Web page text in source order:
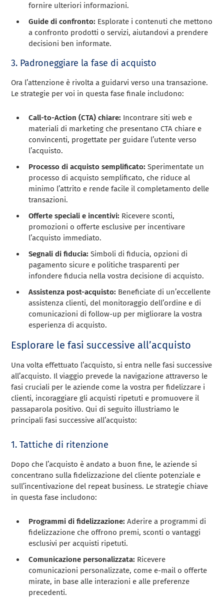
fornire ulteriori informazioni.
Guide di confronto: Esplorate i contenuti che mettono
a confronto prodotti o servizi, aiutandovi a prendere
decisioni ben informate.
3. Padroneggiare la fase di acquisto
Ora l’attenzione è rivolta a guidarvi verso una transazione.
Le strategie per voi in questa fase finale includono:
Call-to-Action (CTA) chiare: Incontrare siti web e
materiali di marketing che presentano CTA chiare e
convincenti, progettate per guidare l’utente verso
l’acquisto.
Processo di acquisto semplificato:Sperimentate un
processo di acquisto semplificato, che riduce al
minimo l’attrito e rende facile il completamento delle
transazioni.
Offerte speciali e incentivi: Ricevere sconti,
promozioni o offerte esclusive per incentivare
l’acquisto immediato.
Segnali di fiducia: Simboli di fiducia, opzioni di
pagamento sicure e politiche trasparenti per
infondere fiducia nella vostra decisione di acquisto.
Assistenza post-acquisto: Beneficiate di un’eccellente
assistenza clienti, del monitoraggio dell’ordine e di
comunicazioni di follow-up per migliorare la vostra
esperienza di acquisto.
Esplorare le fasi successive all’acquisto
Una volta effettuato l’acquisto, si entra nelle fasi successive
all’acquisto. Il viaggio prevede la navigazione attraverso le
fasi cruciali per le aziende come la vostra per fidelizzare i
clienti, incoraggiare gli acquisti ripetuti e promuovere il
passaparola positivo. Qui di seguito illustriamo le
principali fasi successive all’acquisto:
1. Tattiche di ritenzione
Dopo che l’acquisto è andato a buon fine, le aziende si
concentrano sulla fidelizzazione del cliente potenziale e
sull’incentivazione del repeat business. Le strategie chiave
in questa fase includono:
Programmi di fidelizzazione: Aderire a programmi di
fidelizzazione che offrono premi, sconti o vantaggi
esclusivi per acquisti ripetuti.
Comunicazione personalizzata: Ricevere
comunicazioni personalizzate, come e-mail o offerte
mirate, in base alle interazioni e alle preferenze
precedenti.